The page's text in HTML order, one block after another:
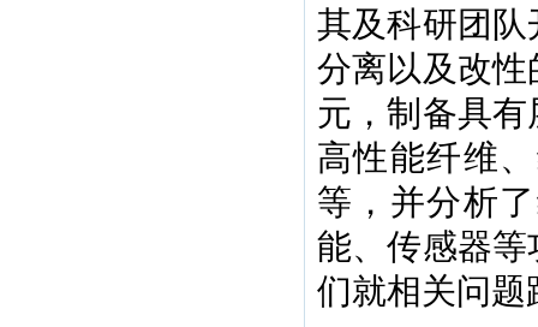
其及科研团
分离以及改
元，制备具
高性能纤维
等，并分析
能、传感器
们就相关问题